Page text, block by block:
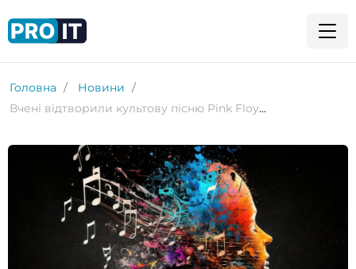
Головна
Новини
Вчені відтворили культову пісню Pink Floyd, скануючи мозок слухачів